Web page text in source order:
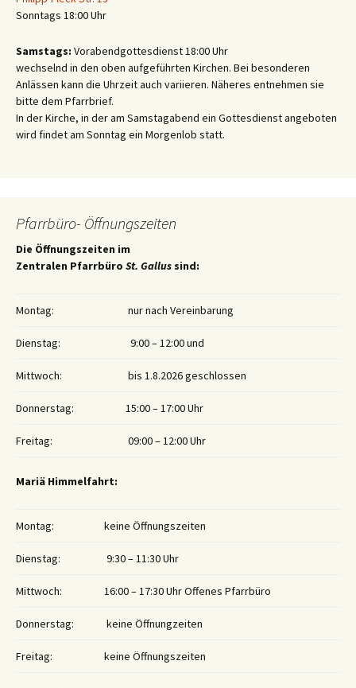
Sonntags 18:00 Uhr
Samstags: Vorabendgottesdienst 18:00 Uhr
wechselnd in den oben aufgeführten Kirchen. Bei besonderen
Anlässen kann die Uhrzeit auch variieren. Näheres entnehmen sie
bitte dem Pfarrbrief.
In der Kirche, in der am Samstagabend ein Gottesdienst angeboten
wird findet am Sonntag ein Morgenlob statt.
Pfarrbüro- Öffnungszeiten
Die Öffnungszeiten im
Zentralen Pfarrbüro St. Gallus sind:
Montag: nur nach Vereinbarung
Dienstag: 9:00 – 12:00 und
Mittwoch: bis 1.8.2026 geschlossen
Donnerstag: 15:00 – 17:00 Uhr
Freitag: 09:00 – 12:00 Uhr
Mariä Himmelfahrt:
Montag: keine Öffnungszeiten
Dienstag: 9:30 – 11:30 Uhr
Mittwoch: 16:00 – 17:30 Uhr Offenes Pfarrbüro
Donnerstag: keine Öffnungzeiten
Freitag: keine Öffnungszeiten